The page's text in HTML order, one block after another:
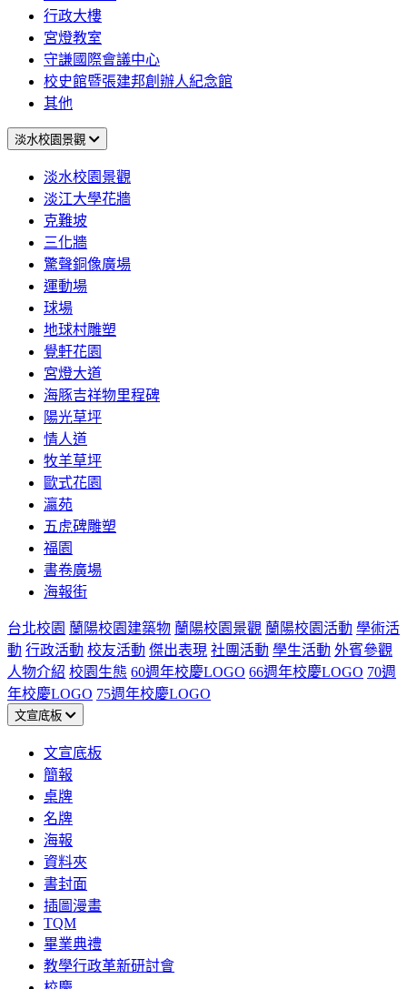
行政大樓
宮燈教室
守謙國際會議中心
校史館暨張建邦創辦人紀念館
其他
淡水校園景觀
淡水校園景觀
淡江大學花牆
克難坡
三化牆
驚聲銅像廣場
運動場
球場
地球村雕塑
覺軒花園
宮燈大道
海豚吉祥物里程碑
陽光草坪
情人道
牧羊草坪
歐式花園
瀛苑
五虎碑雕塑
福園
書卷廣場
海報街
台北校園 蘭陽校園建築物 蘭陽校園景觀 蘭陽校園活動 學術活
動 行政活動 校友活動 傑出表現 社團活動 學生活動 外賓參觀
人物介紹 校園生態 60週年校慶LOGO 66週年校慶LOGO 70週
年校慶LOGO 75週年校慶LOGO
文宣底板
文宣底板
簡報
桌牌
名牌
海報
資料夾
書封面
插圖漫畫
TQM
畢業典禮
教學行政革新研討會